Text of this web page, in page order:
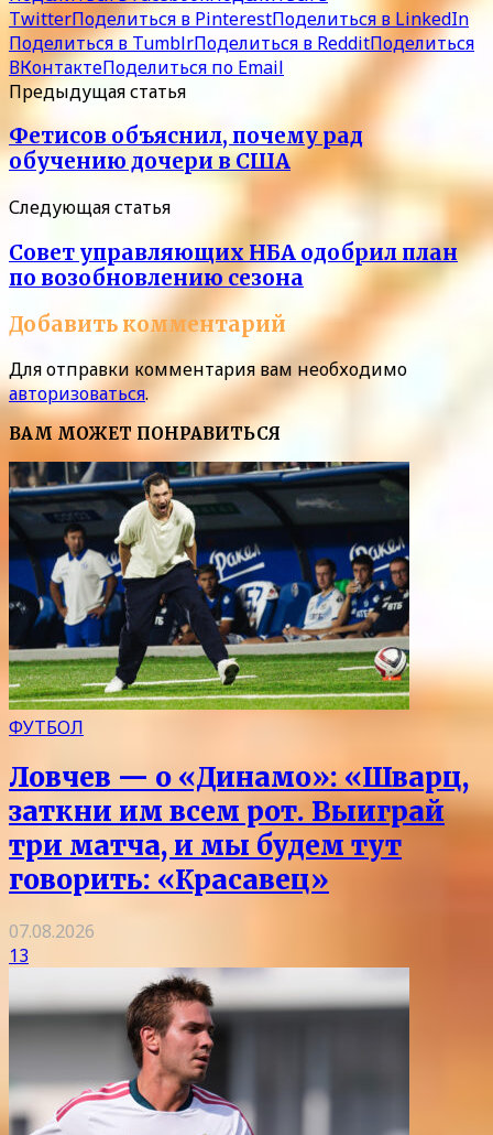
TwitterПоделиться в PinterestПоделиться в LinkedIn
Поделиться в TumblrПоделиться в RedditПоделиться
ВКонтактеПоделиться по Email
Предыдущая статья
Фетисов объяснил, почему рад
обучению дочери в США
Следующая статья
Совет управляющих НБА одобрил план
по возобновлению сезона
Добавить комментарий
Для отправки комментария вам необходимо
авторизоваться.
ВАМ МОЖЕТ ПОНРАВИТЬСЯ
ФУТБОЛ
Ловчев — о «Динамо»: «Шварц,
заткни им всем рот. Выиграй
три матча, и мы будем тут
говорить: «Красавец»
07.08.2026
13